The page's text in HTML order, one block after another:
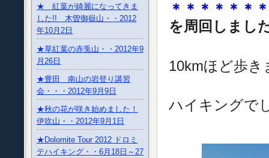
★ 紅葉が綺麗になってきま
した!! 木曽御嶽山・・2012
年10月2日
★草紅葉の赤兎山・・2012年9
月26日
★豊田 南山の岩登り講習
会・・・2012年9月9日
★秋の花が咲き始めました！
伊吹山・・2012年9月1日
★Dolomite Tour 2012 ドロミ
テハイキング・・6月18日～27
＊＊＊＊＊＊＊
を周回しまし
10kmほど歩き
ハイキングで